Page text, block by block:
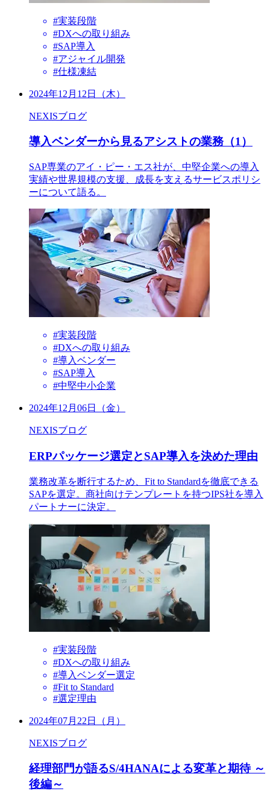
#実装段階
#DXへの取り組み
#SAP導入
#アジャイル開発
#仕様凍結
2024年12月12日（木）
NEXISブログ
導入ベンダーから見るアシストの業務（1）
SAP専業のアイ・ピー・エス社が、中堅企業への導入
実績や世界規模の支援、成長を支えるサービスポリシ
ーについて語る。
#実装段階
#DXへの取り組み
#導入ベンダー
#SAP導入
#中堅中小企業
2024年12月06日（金）
NEXISブログ
ERPパッケージ選定とSAP導入を決めた理由
業務改革を断行するため、Fit to Standardを徹底できる
SAPを選定。商社向けテンプレートを持つIPS社を導入
パートナーに決定。
#実装段階
#DXへの取り組み
#導入ベンダー選定
#Fit to Standard
#選定理由
2024年07月22日（月）
NEXISブログ
経理部門が語るS/4HANAによる変革と期待 ～
後編～